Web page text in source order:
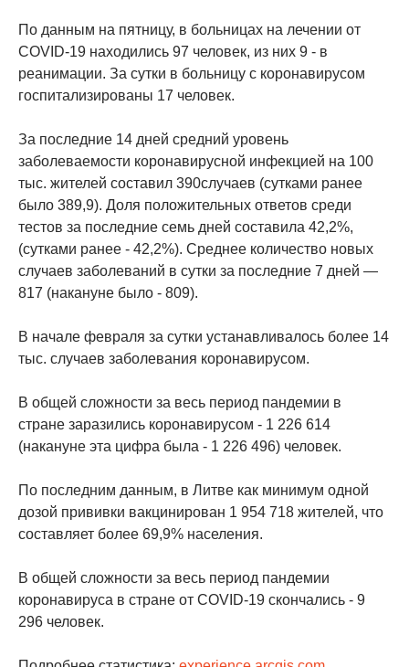
По данным на пятницу, в больницах на лечении от
COVID-19 находились 97 человек, из них 9 - в
реанимации. За сутки в больницу с коронавирусом
госпитализированы 17 человек.
За последние 14 дней средний уровень
заболеваемости коронавирусной инфекцией на 100
тыс. жителей составил 390случаев (сутками ранее
было 389,9). Доля положительных ответов среди
тестов за последние семь дней составила 42,2%,
(сутками ранее - 42,2%). Среднее количество новых
случаев заболеваний в сутки за последние 7 дней —
817 (накануне было - 809).
В начале февраля за сутки устанавливалось более 14
тыс. случаев заболевания коронавирусом.
В общей сложности за весь период пандемии в
стране заразились коронавирусом - 1 226 614
(накануне эта цифра была - 1 226 496) человек.
По последним данным, в Литве как минимум одной
дозой прививки вакцинирован 1 954 718 жителей, что
составляет более 69,9% населения.
В общей сложности за весь период пандемии
коронавируса в стране от COVID-19 скончались - 9
296 человек.